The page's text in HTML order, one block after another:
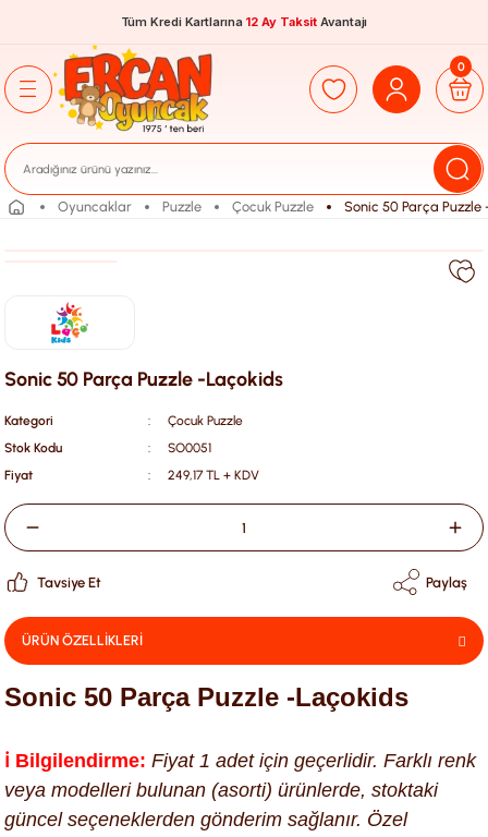
Tüm Kredi Kartlarına 12 Ay Taksit Avantajı
0
Oyuncaklar Puzzle Çocuk Puzzle Sonic 50 Parça Puzzle
Sonic 50 Parça Puzzle -Laçokids
Kategori
Çocuk Puzzle
Stok Kodu
SO0051
Fiyat
249,17 TL + KDV
Tavsiye Et Paylaş
ÜRÜN ÖZELLİKLERİ
Sonic 50 Parça Puzzle -Laçokids
ℹ️ Bilgilendirme: Fiyat 1 adet için geçerlidir. Farklı renk
veya modelleri bulunan (asorti) ürünlerde, stoktaki
güncel seçeneklerden gönderim sağlanır. Özel